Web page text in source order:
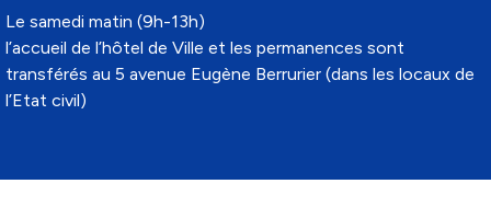
Le samedi matin (9h-13h)
l’accueil de l’hôtel de Ville et les permanences sont
transférés au 5 avenue Eugène Berrurier (dans les locaux de
l’Etat civil)